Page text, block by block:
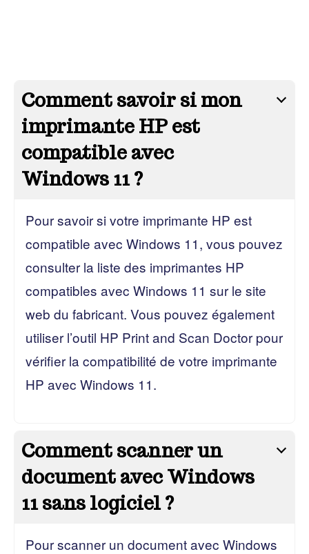
Comment savoir si mon
imprimante HP est
compatible avec
Windows 11 ?
Pour savoir si votre imprimante HP est
compatible avec Windows 11, vous pouvez
consulter la liste des imprimantes HP
compatibles avec Windows 11 sur le site
web du fabricant. Vous pouvez également
utiliser l’outil HP Print and Scan Doctor pour
vérifier la compatibilité de votre imprimante
HP avec Windows 11.
Comment scanner un
document avec Windows
11 sans logiciel ?
Pour scanner un document avec Windows